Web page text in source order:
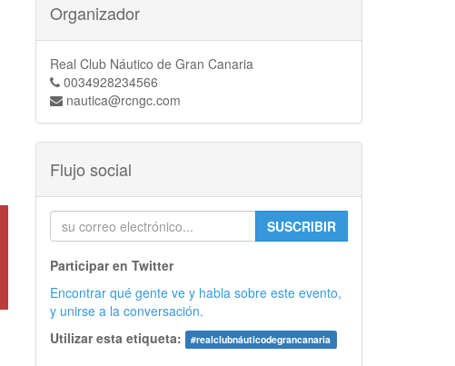
Organizador
Real Club Náutico de Gran Canaria
0034928234566
nautica@rcngc.com
Flujo social
SUSCRIBIR
Participar en Twitter
Encontrar qué gente ve y habla sobre este evento,
y unirse a la conversación.
Utilizar esta etiqueta:
#realclubnáuticodegrancanaria